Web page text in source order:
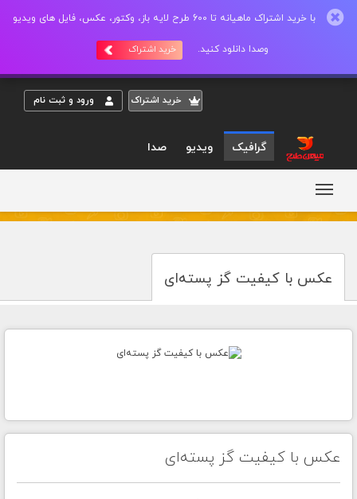
با خرید اشتراک ماهیانه تا 600 طرح لایه باز، وکتور، عکس، فایل های ویدیو
وصدا دانلود کنید. خرید اشتراک
خريد اشتراک ورود و ثبت نام
گرافیک ویدیو صدا
عکس با کیفیت گز پسته‌ای
عکس با کیفیت گز پسته‌ای